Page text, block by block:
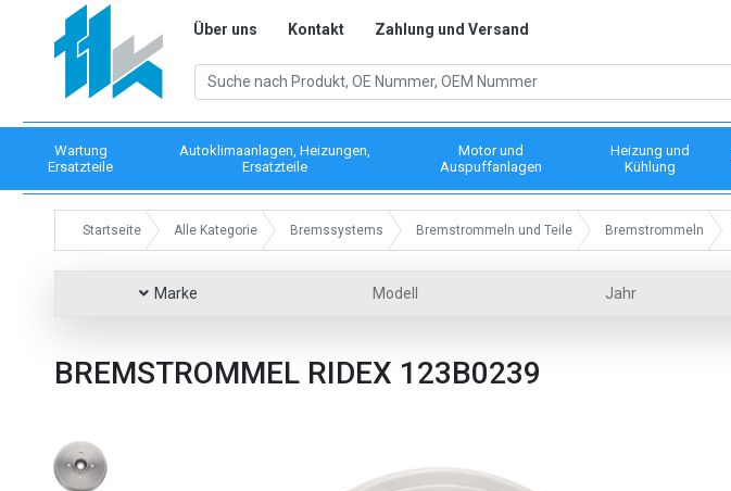
Über uns Kontakt Zahlung und Versand
Wartung
Ersatzteile
Autoklimaanlagen, Heizungen,
Ersatzteile
Motor und
Auspuffanlagen
Heizung und
Kühlung
Startseite Alle Kategorie Bremssystems Bremstrommeln und Teile Bremstrommeln
Marke Modell Jahr
BREMSTROMMEL RIDEX 123B0239